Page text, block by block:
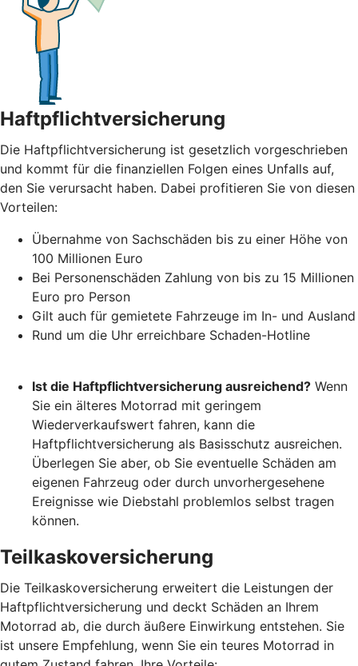
Haftpflichtversicherung
Die Haftpflichtversicherung ist gesetzlich vorgeschrieben
und kommt für die finanziellen Folgen eines Unfalls auf,
den Sie verursacht haben. Dabei profitieren Sie von diesen
Vorteilen:
Übernahme von Sachschäden bis zu einer Höhe von
100 Millionen Euro
Bei Personenschäden Zahlung von bis zu 15 Millionen
Euro pro Person
Gilt auch für gemietete Fahrzeuge im In- und Ausland
Rund um die Uhr erreichbare Schaden-Hotline
Ist die Haftpflichtversicherung ausreichend? Wenn
Sie ein älteres Motorrad mit geringem
Wiederverkaufswert fahren, kann die
Haftpflichtversicherung als Basisschutz ausreichen.
Überlegen Sie aber, ob Sie eventuelle Schäden am
eigenen Fahrzeug oder durch unvorhergesehene
Ereignisse wie Diebstahl problemlos selbst tragen
können.
Teilkaskoversicherung
Die Teilkaskoversicherung erweitert die Leistungen der
Haftpflichtversicherung und deckt Schäden an Ihrem
Motorrad ab, die durch äußere Einwirkung entstehen. Sie
ist unsere Empfehlung, wenn Sie ein teures Motorrad in